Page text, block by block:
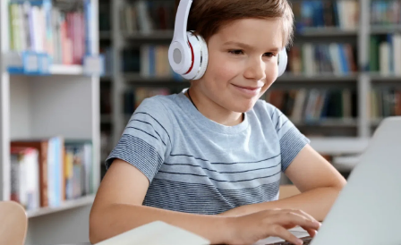
Карьерная консультация
Выбрать удобное время для звонка
СтажировкиДетские курсыБлогСобытия
Отзывы Выпускники
КонтактыОплатаСертификатВопросы и ответы
Аудиокнига QAПолитика конфиденциальности
©2016 - 2025 PASV. All rights reserved.